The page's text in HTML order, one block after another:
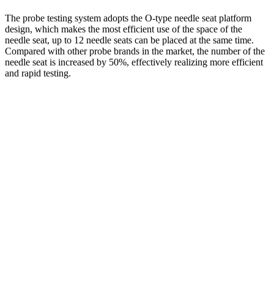
The probe testing system adopts the O-type needle seat platform
design, which makes the most efficient use of the space of the
needle seat, up to 12 needle seats can be placed at the same time.
Compared with other probe brands in the market, the number of the
needle seat is increased by 50%, effectively realizing more efficient
and rapid testing.